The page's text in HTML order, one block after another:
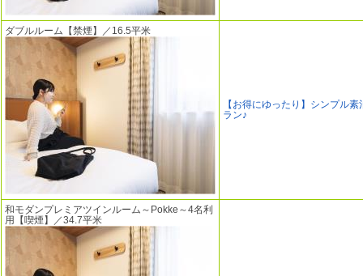
ダブルルーム【禁煙】／16.5平米
【お得にゆったり】シンプル素
ラン♪
和モダンプレミアツインルーム～Pokke～4名利
用【喫煙】／34.7平米